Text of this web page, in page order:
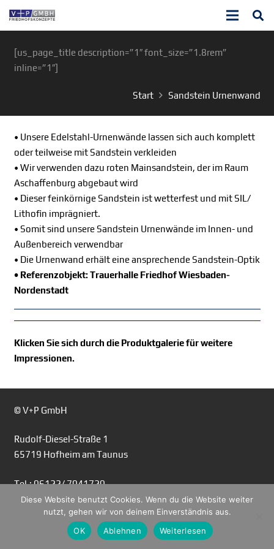
[us_page_title description=”1″ font_size=”1.8rem”
inline=”1″]
Start Sandstein Urnenwand
• Unsere Edelstahl-Urnenwände lassen sich auch komplett
oder teilweise mit Sandstein verkleiden
• Wir verwenden dazu roten Mainsandstein, der im Raum
Aschaffenburg abgebaut wird
• Dieser feinkörnige Sandstein ist wetterfest und mit SIL/
Lithofin imprägniert.
• Somit sind unsere Sandstein Urnenwände im Innen- und
Außenbereich verwendbar
• Die Urnenwand erhält eine ansprechende Sandstein-Optik
• Referenzobjekt: Trauerhalle Friedhof Wiesbaden-
Nordenstadt
Klicken Sie sich durch die Produktgalerie für weitere
Impressionen.
© V+P GmbH
Rudolf-Diesel-Straße 1
65719 Hofheim am Taunus
Tel.: 06122/ 7041720
Fax: 06122/ 5356946
Mail: info@vp-friedhofskonzepte.de
Diese Website benutzt Cookies. Wenn du die Website weiter
nutzt, gehen wir von deinem Einverständnis aus.
OK
Ablehnen Weiterlesen